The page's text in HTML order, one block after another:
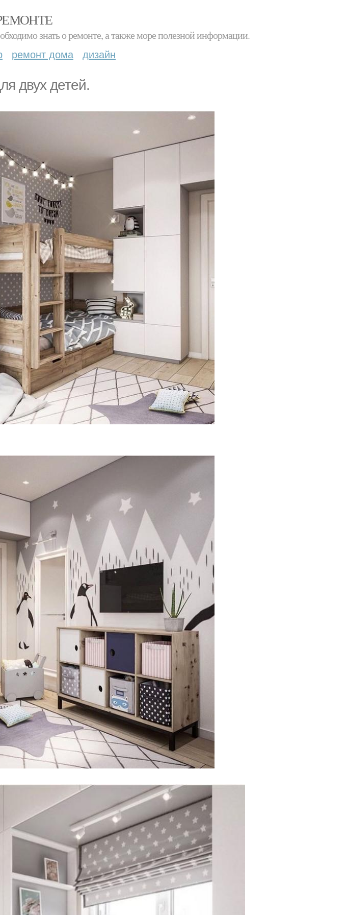
знать о ремонте, а также море полезной информации.
ремонт дома дизайн
двух детей.